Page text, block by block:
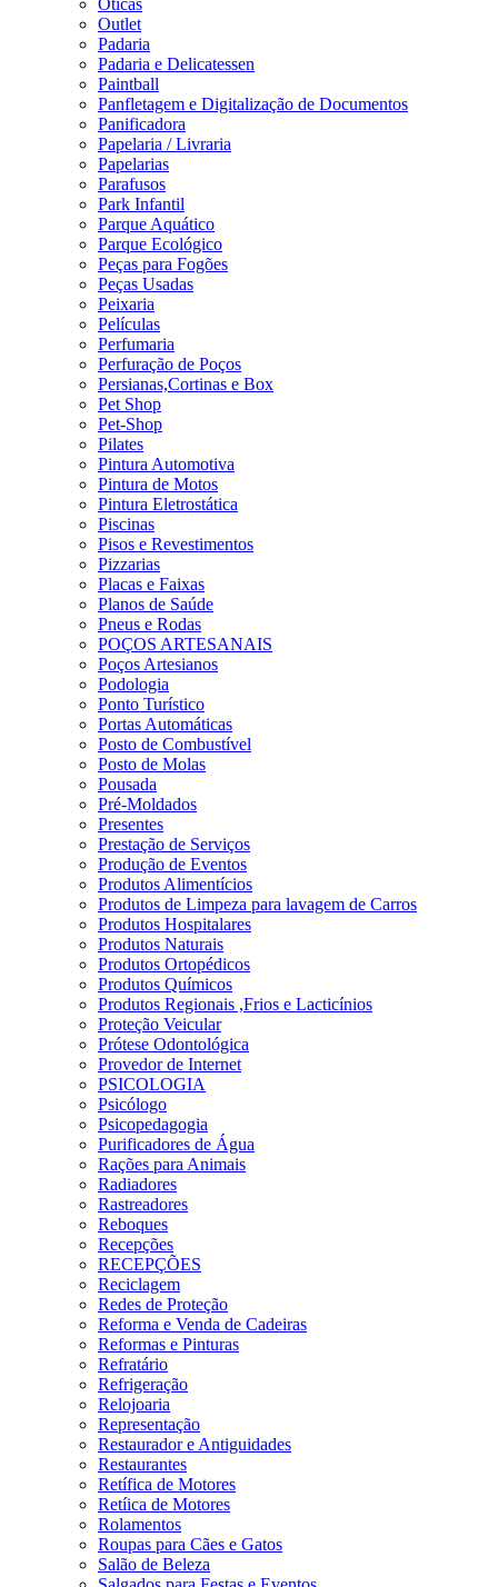
Óticas
Outlet
Padaria
Padaria e Delicatessen
Paintball
Panfletagem e Digitalização de Documentos
Panificadora
Papelaria / Livraria
Papelarias
Parafusos
Park Infantil
Parque Aquático
Parque Ecológico
Peças para Fogões
Peças Usadas
Peixaria
Películas
Perfumaria
Perfuração de Poços
Persianas,Cortinas e Box
Pet Shop
Pet-Shop
Pilates
Pintura Automotiva
Pintura de Motos
Pintura Eletrostática
Piscinas
Pisos e Revestimentos
Pizzarias
Placas e Faixas
Planos de Saúde
Pneus e Rodas
POÇOS ARTESANAIS
Poços Artesianos
Podologia
Ponto Turístico
Portas Automáticas
Posto de Combustível
Posto de Molas
Pousada
Pré-Moldados
Presentes
Prestação de Serviços
Produção de Eventos
Produtos Alimentícios
Produtos de Limpeza para lavagem de Carros
Produtos Hospitalares
Produtos Naturais
Produtos Ortopédicos
Produtos Químicos
Produtos Regionais ,Frios e Lacticínios
Proteção Veicular
Prótese Odontológica
Provedor de Internet
PSICOLOGIA
Psicólogo
Psicopedagogia
Purificadores de Água
Rações para Animais
Radiadores
Rastreadores
Reboques
Recepções
RECEPÇÕES
Reciclagem
Redes de Proteção
Reforma e Venda de Cadeiras
Reformas e Pinturas
Refratário
Refrigeração
Relojoaria
Representação
Restaurador e Antiguidades
Restaurantes
Retífica de Motores
Retíica de Motores
Rolamentos
Roupas para Cães e Gatos
Salão de Beleza